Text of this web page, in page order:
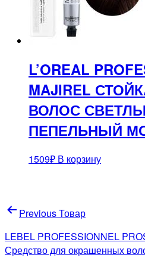
L’OREAL
MAJIREL
ВОЛОС
ПЕПЕЛЬНЫЙ
1509₽ В корзину
Навигация
по
записям
Previous Товар
LEBEL PROFESSIONNEL
Средство для окрашенных